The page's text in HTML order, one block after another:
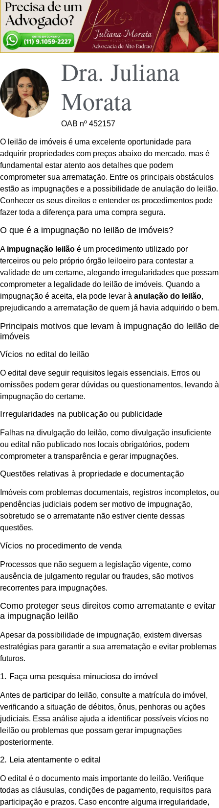
Dra. Juliana
Morata
OAB nº 452157
O leilão de imóveis é uma excelente oportunidade para
adquirir propriedades com preços abaixo do mercado, mas é
fundamental estar atento aos detalhes que podem
comprometer sua arrematação. Entre os principais obstáculos
estão as impugnações e a possibilidade de anulação do leilão.
Conhecer os seus direitos e entender os procedimentos pode
fazer toda a diferença para uma compra segura.
O que é a impugnação no leilão de imóveis?
A impugnação leilão é um procedimento utilizado por
terceiros ou pelo próprio órgão leiloeiro para contestar a
validade de um certame, alegando irregularidades que possam
comprometer a legalidade do leilão de imóveis. Quando a
impugnação é aceita, ela pode levar à anulação do leilão,
prejudicando a arrematação de quem já havia adquirido o bem.
Principais motivos que levam à impugnação do leilão de
imóveis
Vícios no edital do leilão
O edital deve seguir requisitos legais essenciais. Erros ou
omissões podem gerar dúvidas ou questionamentos, levando à
impugnação do certame.
Irregularidades na publicação ou publicidade
Falhas na divulgação do leilão, como divulgação insuficiente
ou edital não publicado nos locais obrigatórios, podem
comprometer a transparência e gerar impugnações.
Questões relativas à propriedade e documentação
Imóveis com problemas documentais, registros incompletos, ou
pendências judiciais podem ser motivo de impugnação,
sobretudo se o arrematante não estiver ciente dessas
questões.
Vícios no procedimento de venda
Processos que não seguem a legislação vigente, como
ausência de julgamento regular ou fraudes, são motivos
recorrentes para impugnações.
Como proteger seus direitos como arrematante e evitar
a impugnação leilão
Apesar da possibilidade de impugnação, existem diversas
estratégias para garantir a sua arrematação e evitar problemas
futuros.
1. Faça uma pesquisa minuciosa do imóvel
Antes de participar do leilão, consulte a matrícula do imóvel,
verificando a situação de débitos, ônus, penhoras ou ações
judiciais. Essa análise ajuda a identificar possíveis vícios no
leilão ou problemas que possam gerar impugnações
posteriormente.
2. Leia atentamente o edital
O edital é o documento mais importante do leilão. Verifique
todas as cláusulas, condições de pagamento, requisitos para
participação e prazos. Caso encontre alguma irregularidade,